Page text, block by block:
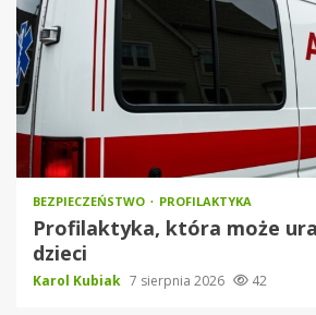
BEZPIECZEŃSTWO PROFILAKTYKA
Profilaktyka, która może
dzieci
Karol Kubiak 7 sierpnia 2026 42